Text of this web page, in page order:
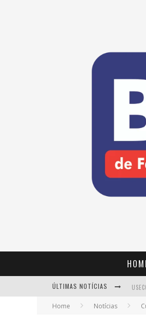
ÚLTIMAS NOTÍCIAS
Home Notícias